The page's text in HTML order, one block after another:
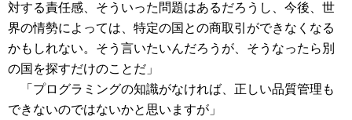
対する責任感、そういった問題はあるだろうし、今後、世
界の情勢によっては、特定の国との商取引ができなくなる
かもしれない。そう言いたいんだろうが、そうなったら別
の国を探すだけのことだ」
「プログラミングの知識がなければ、正しい品質管理も
できないのではないかと思いますが」